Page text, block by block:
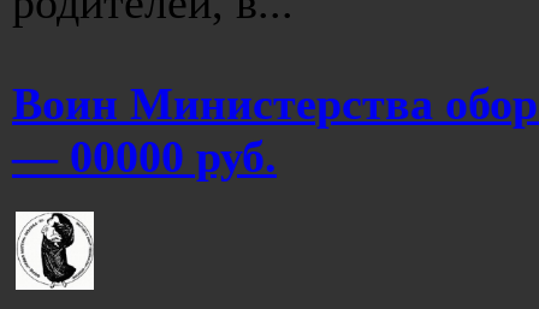
Воин Министерства
— 00000 руб.